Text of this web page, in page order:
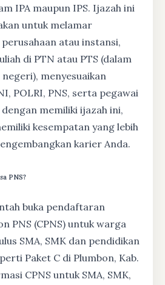
IPA maupun IPS. Ijazah ini
untuk melamar
atau instansi,
di PTN atau PTS (dalam
menyesuaikan
POLRI, PNS, serta pegawai
dengan memiliki ijazah ini,
kesempatan yang lebih
karier Anda.
PNS?
buka pendaftaran
PNS (CPNS) untuk warga
SMA, SMK dan pendidikan
Paket C di Plumbon, Kab.
CPNS untuk SMA, SMK,